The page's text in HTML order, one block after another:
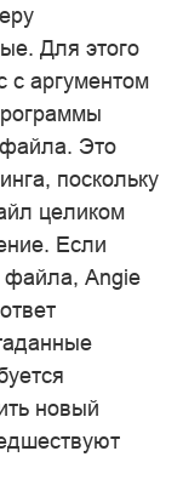
Для этого
с аргументом
Это
поскольку
целиком
Если
файла, Angie
новый